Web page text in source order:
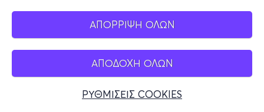
ΑΠΟΡΡΙΨΗ ΟΛΩΝ
ΑΠΟΔΟΧΗ ΟΛΩΝ
ΡΥΘΜΙΣΕΙΣ COOKIES